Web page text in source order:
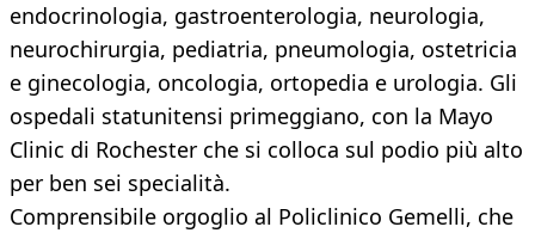
endocrinologia, gastroenterologia, neurologia,
neurochirurgia, pediatria, pneumologia, ostetricia
e ginecologia, oncologia, ortopedia e urologia. Gli
ospedali statunitensi primeggiano, con la Mayo
Clinic di Rochester che si colloca sul podio più alto
per ben sei specialità.
Comprensibile orgoglio al Policlinico Gemelli, che